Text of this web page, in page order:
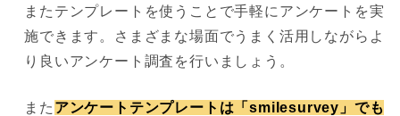
またテンプレートを使うことで手軽にアンケートを実
施できます。さまざまな場面でうまく活用しながらよ
り良いアンケート調査を行いましょう。
また アンケートテンプレートは「smilesurvey」でも